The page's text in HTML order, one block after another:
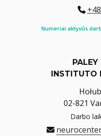
Numeriai aktyvūs
PALEY
INSTITUTO
02-821
Darbo